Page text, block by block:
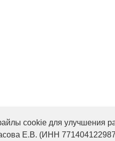
cookie для улучшения
Е.В. (ИНН